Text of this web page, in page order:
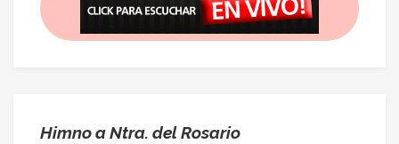
Himno a Ntra. del Rosario